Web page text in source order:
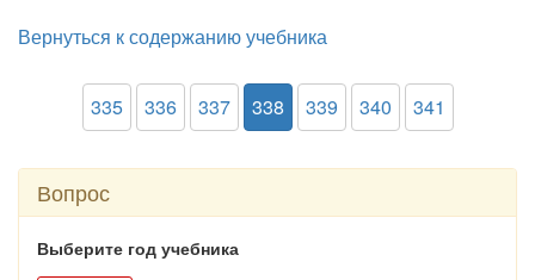
Вернуться к содержанию учебника
335 336 337 338 339 340 341
Вопрос
Выберите год учебника